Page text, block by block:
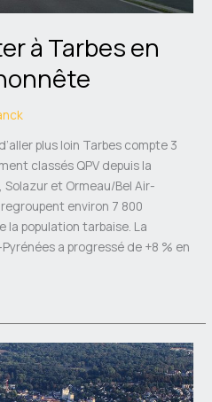
à Tarbes en
plus loin Tarbes compte 3
classés QPV depuis la
et Ormeau/Bel Air-
environ 7 800
la population tarbaise. La
a progressé de +8 % en